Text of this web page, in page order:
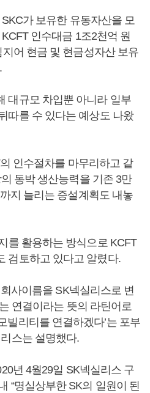
가 보유한 유동자산을 모
인수대금 1조2천억 원
어 현금 및 현금성자산 보유
대규모 차입뿐 아니라 일부
따를 수 있다는 예상도 나왔
인수절차를 마무리하고 같
동박 생산능력을 기존 3만
지 늘리는 증설계획도 내놓
를 활용하는 방식으로 KCFT
검토하고 있다고 알렸다.
사이름을 SK넥실리스로 변
연결이라는 뜻의 라틴어로
빌리티를 연결하겠다’는 포부
스는 설명했다.
년 4월29일 SK넥실리스 구
“명실상부한 SK의 일원이 된